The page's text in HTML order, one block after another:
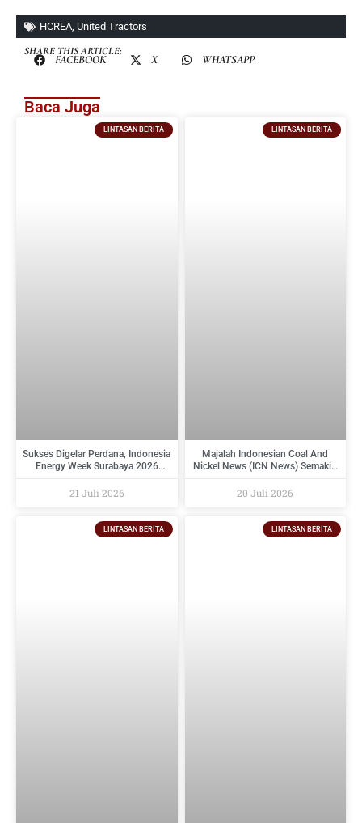
HCREA, United Tractors
SHARE THIS ARTICLE:
FACEBOOK X WHATSAPP
Baca Juga
LINTASAN BERITA
Sukses Digelar Perdana, Indonesia
Energy Week Surabaya 2026
Indonesia Timur dan Siap Kembali
21 Juli 2026
LINTASAN BERITA
Majalah Indonesian Coal And
Nickel News (ICN News) Semakin
Dan Industri Pendukungnya
20 Juli 2026
LINTASAN BERITA LINTASAN BERITA